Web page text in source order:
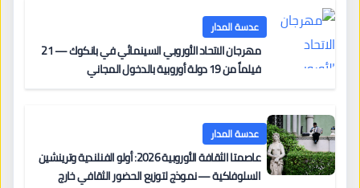
عدسة المدار
مهرجان الاتحاد الأوروبي السينمائي في بانكوك — 21
فيلماً من 19 دولة أوروبية بالدخول المجاني
عدسة المدار
عاصمتا الثقافة الأوروبية 2026: أولو الفنلندية وترينشين
السلوفاكية — نموذج لتوزيع الحضور الثقافي خارج